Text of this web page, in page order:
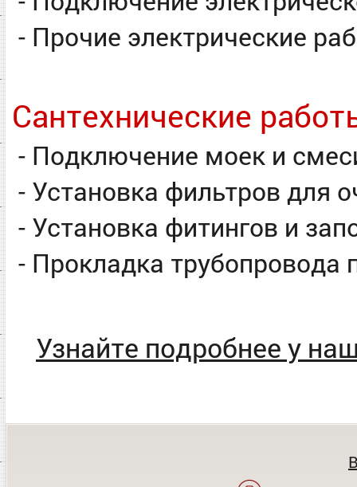
- Прочие электрические
Сантехнические
- Подключение моек и
- Установка фильтров для
- Установка фитингов и
- Прокладка трубопровода
Узнайте подробнее у